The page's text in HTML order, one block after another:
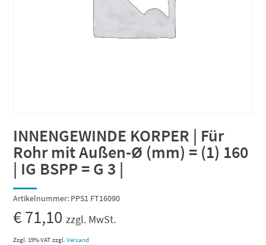
INNENGEWINDE KORPER | Für
Rohr mit Außen-Ø (mm) = (1) 160
| IG BSPP = G 3 |
Artikelnummer: PPS1 FT16090
€71,10 zzgl. MwSt.
Zzgl. 19% VAT zzgl.Versand